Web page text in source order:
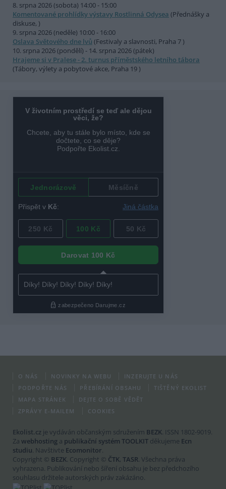
8. srpna 2026 (sobota) 14:00 - 15:00
Komentované prohlídky výstavy Rostlinná Odysea (Přednášky a
diskuse, )
9. srpna 2026 (neděle) 10:00 - 16:00
Oslava Světového dne lvů (Festivaly a slavnosti, Praha 7 )
10. srpna 2026 (pondělí) - 14. srpna 2026 (pátek)
Hrajeme si v Pralese - 2. turnus příměstského letního tábora
(Tábory, výlety a pobytové akce, Praha 19 )
O NÁS NOVINKY NA WEBU
INZERUJTE U NÁS
PODPOŘTE NÁS
PŘEBÍRÁNÍ OBSAHU
TIŠTĚNÝ EKOLIST
MAPA STRÁNEK
DEJTE O SOBĚ VĚDĚT
ZPRÁVY E-MAILEM
COOKIES
Ekolist.cz je vydáván občanským sdružením BEZK. ISSN 1802-9019.
Za webhosting a publikační systém TOOLKIT děkujeme Ecn
studiu. Navštivte Ecomonitor.
Copyright © BEZK. Copyright © ČTK, TASR. Všechna práva
vyhrazena. Publikování nebo šíření obsahu je bez předchozího
souhlasu držitele autorských práv zakázáno.